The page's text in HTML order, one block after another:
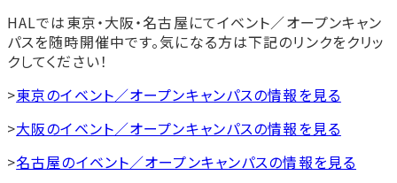
HALでは東京・大阪・名古屋にてイベント／オープンキャン
パスを随時開催中です。気になる方は下記のリンクをクリッ
クしてください！
>東京のイベント／オープンキャンパスの情報を見る
>大阪のイベント／オープンキャンパスの情報を見る
>名古屋のイベント／オープンキャンパスの情報を見る